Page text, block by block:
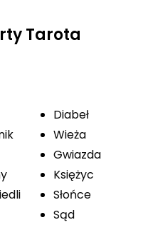
Tarota
Diabeł
Wieża
Gwiazda
Księżyc
Słońce
Sąd